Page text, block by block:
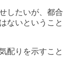
したいが、都合
ないということ
配りを示すこと